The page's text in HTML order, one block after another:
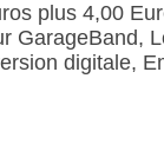
plus 4,00
GarageBand,
digitale,